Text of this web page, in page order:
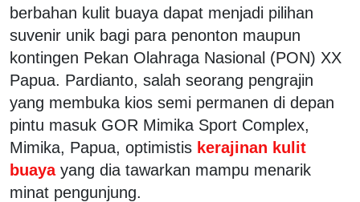
berbahan kulit buaya dapat menjadi pilihan
suvenir unik bagi para penonton maupun
kontingen Pekan Olahraga Nasional (PON) XX
Papua. Pardianto, salah seorang pengrajin
yang membuka kios semi permanen di depan
pintu masuk GOR Mimika Sport Complex,
Mimika, Papua, optimistis kerajinan kulit
buaya yang dia tawarkan mampu menarik
minat pengunjung.